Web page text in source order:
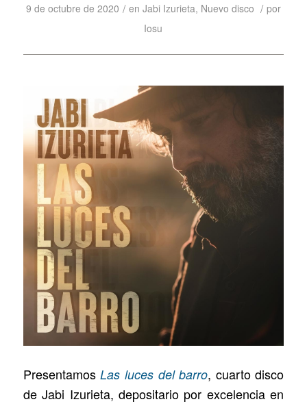
9 de octubre de 2020 / en Jabi Izurieta, Nuevo disco / por
Iosu
PresentamosLas luces del barro, cuarto disco
de Jabi Izurieta, depositario por excelencia en